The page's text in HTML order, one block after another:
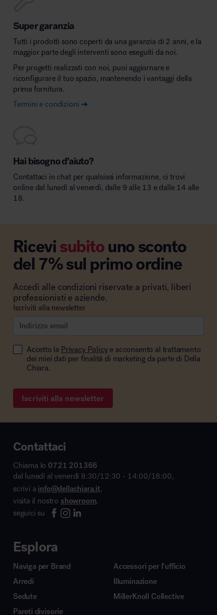
Super garanzia
Tutti i prodotti sono coperti da una garanzia di 2 anni, e la
maggior parte degli interventi sono eseguiti da noi.
Per progetti realizzati con noi, puoi aggiornare e
riconfigurare il tuo spazio, mantenendo i vantaggi della
prima fornitura.
Termini e condizioni
Hai bisogno d’aiuto?
Contattaci in chat per qualsiasi informazione, ci trovi
online dal lunedì al venerdì, dalle 9 alle 13 e dalle 14 alle
18.
Ricevisubitouno sconto
del 7% sul primo ordine
Accedi alle condizioni riservate a privati, liberi
professionisti e aziende.
Iscriviti alla newsletter
Accetto la Privacy Policy e acconsento al trattamento
dei miei dati per finalità di marketing da parte di Della
Chiara.
Iscriviti alla newsletter
Contattaci
Chiama lo 0721 201366
dal lunedì al venerdì 8:30/12:30 - 14:00/18:00,
scrivi a info@dellachiara.it,
visita il nostro showroom,
seguici su
Esplora
Naviga per Brand
Arredi
Sedute
Pareti divisorie
Accessori per l’ufficio
Illuminazione
MillerKnoll Collective